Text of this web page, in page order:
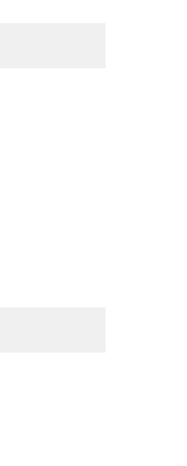
সক্ষমতা বাড়াতে